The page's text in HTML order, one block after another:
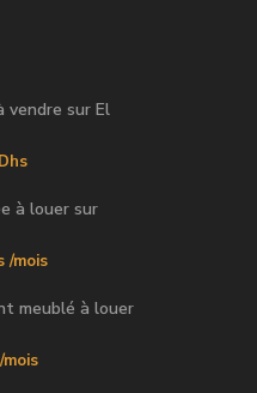
vendre sur El
à louer sur
/mois
meublé à louer
/mois